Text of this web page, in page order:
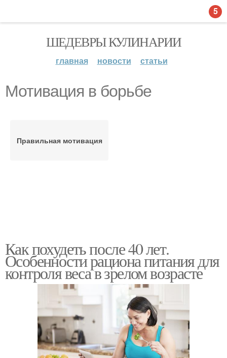
ШЕДЕВРЫ КУЛИНАРИИ
главная новости статьи
Мотивация в борьбе
Правильная мотивация
Как похудеть после 40 лет.
Особенности рациона питания для
контроля веса в зрелом возрасте
5